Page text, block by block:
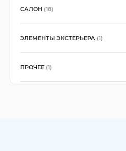
САЛОН (18)
ЭЛЕМЕНТЫ ЭКСТЕРЬЕРА (1)
ПРОЧЕЕ (1)